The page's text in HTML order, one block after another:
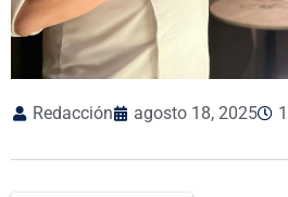
Redacción agosto 18, 2025